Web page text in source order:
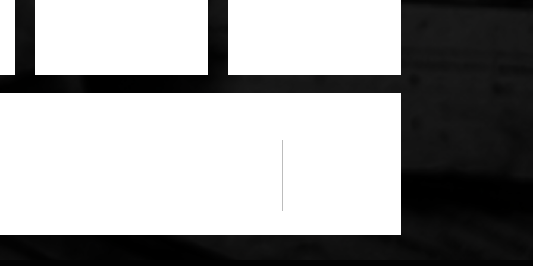
être le second de la